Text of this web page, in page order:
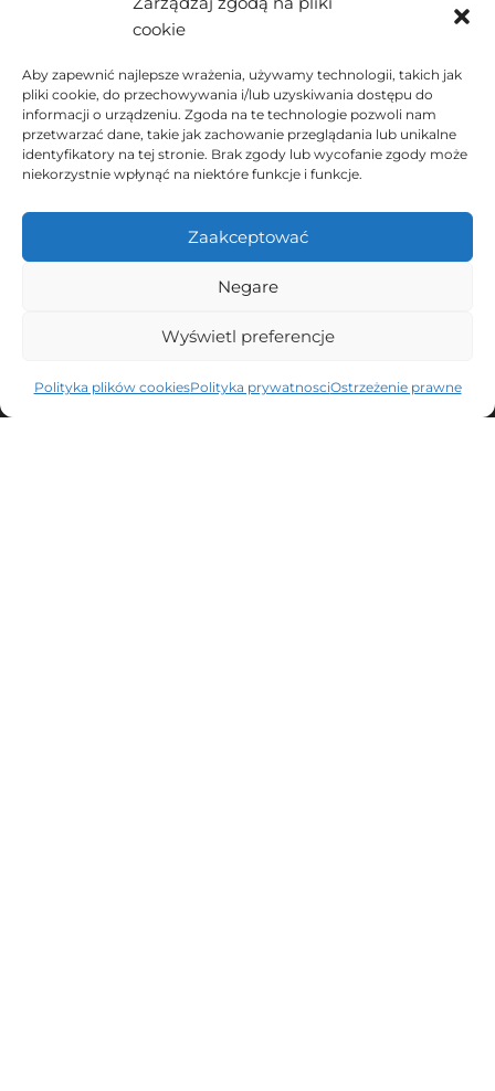
cookie
Aby zapewnić najlepsze wrażenia, używamy technologii, takich jak
pliki cookie, do przechowywania i/lub uzyskiwania dostępu do
informacji o urządzeniu. Zgoda na te technologie pozwoli nam
przetwarzać dane, takie jak zachowanie przeglądania lub unikalne
identyfikatory na tej stronie. Brak zgody lub wycofanie zgody może
niekorzystnie wpłynąć na niektóre funkcje i funkcje.
Zaakceptować
Negare
Wyświetl preferencje
Polityka plików cookiesPolityka prywatnosciOstrzeżenie prawne
Dołącz do już 9449 osób, które uczą się
z nami, i otrzymaj książkę, aby odkryć
tajemnice Murcji
Otrzymasz cenne informacje, aby poprawić swoją znajomość
Dołączenie jest łatwe i bezpłatne. Wypisanie się też jest łatwe.